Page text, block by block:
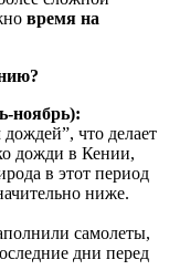
время на
ноябрь):
что делает
дожди в Кении,
в этот период
ниже.
самолеты,
дни перед